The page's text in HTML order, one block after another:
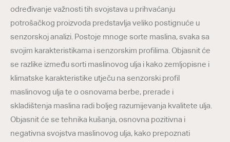
određivanje važnosti tih svojstava u prihvaćanju
potrošačkog proizvoda predstavlja veliko postignuće u
senzorskoj analizi. Postoje mnoge sorte maslina, svaka sa
svojim karakteristikama i senzorskim profilima. Objasnit će
se razlike između sorti maslinovog ulja i kako zemljopisne i
klimatske karakteristike utječu na senzorski profil
maslinovog ulja te o osnovama berbe, prerade i
skladištenja maslina radi boljeg razumijevanja kvalitete ulja.
Objasnit će se tehnika kušanja, osnovna pozitivna i
negativna svojstva maslinovog ulja, kako prepoznati